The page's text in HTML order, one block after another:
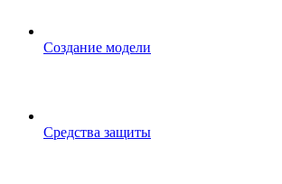
Создание модели
Средства защиты